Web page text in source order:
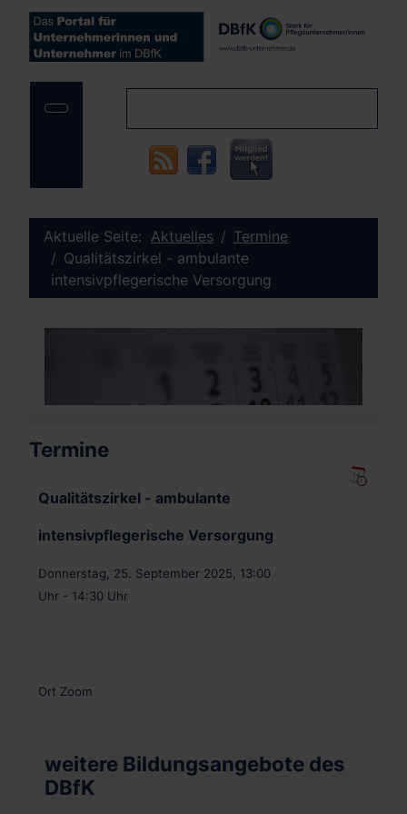
Aktuelle Seite: Aktuelles
Termine
Qualitätszirkel - ambulante
intensivpflegerische Versorgung
Termine
Qualitätszirkel - ambulante
intensivpflegerische Versorgung
Donnerstag, 25. September 2025, 13:00
Uhr - 14:30 Uhr
Ort Zoom
weitere Bildungsangebote des
DBfK